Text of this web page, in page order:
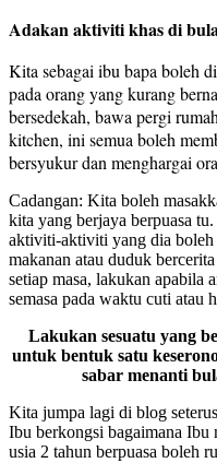
Adakan aktiviti khas di
Kita sebagai ibu bapa boleh
pada orang yang kurang
bersedekah, bawa pergi
kitchen, ini semua boleh
bersyukur dan menghargai
Cadangan: Kita boleh
kita yang berjaya berpuasa
aktiviti-aktiviti yang dia boleh
makanan atau duduk
setiap masa, lakukan apabila
semasa pada waktu cuti atau
Lakukan sesuatu yang
untuk bentuk satu
sabar menanti
Kita jumpa lagi di blog
Ibu berkongsi bagaimana Ibu
usia 2 tahun berpuasa boleh